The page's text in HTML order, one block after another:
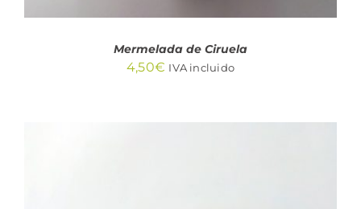
Mermelada de Ciruela
4,50€ IVA incluido